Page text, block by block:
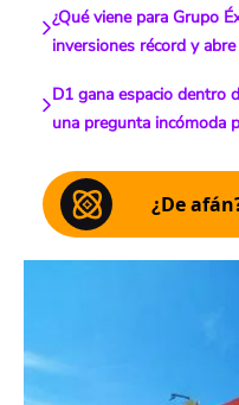
¿Qué viene para Grupo
inversiones récord y
D1 gana espacio dentro
una pregunta incómoda
¿De